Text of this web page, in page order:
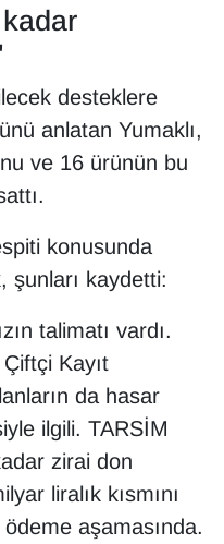
desteklere
anlatan Yumaklı,
ve 16 ürünün bu
konusunda
şunları kaydetti:
talimatı vardı.
Kayıt
da hasar
ilgili. TARSİM
zirai don
liralık kısmını
aşamasında.